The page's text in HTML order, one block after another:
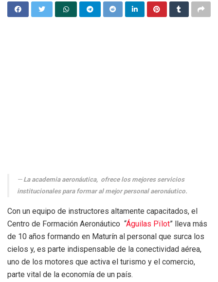
La academia aeronáutica, ofrece los mejores servicios
institucionales para formar al mejor personal aeronáutico.
Con un equipo de instructores altamente capacitados, el
Centro de Formación Aeronáutico “Águilas Pïlot” lleva más
de 10 años formando en Maturín al personal que surca los
cielos y, es parte indispensable de la conectividad aérea,
uno de los motores que activa el turismo y el comercio,
parte vital de la economía de un país.